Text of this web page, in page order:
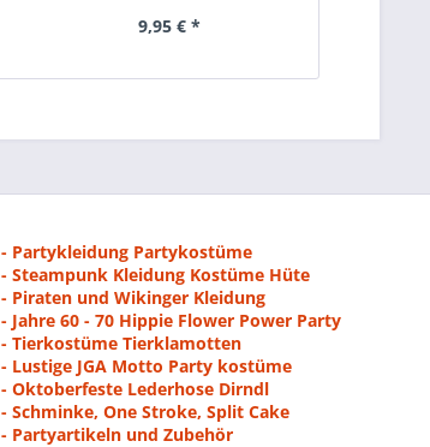
9,95 € *
- Partykleidung Partykostüme
- Steampunk Kleidung Kostüme Hüte
- Piraten und Wikinger Kleidung
- Jahre 60 - 70 Hippie Flower Power Party
- Tierkostüme Tierklamotten
- Lustige JGA Motto Party kostüme
- Oktoberfeste Lederhose Dirndl
- Schminke, One Stroke, Split Cake
- Partyartikeln und Zubehör